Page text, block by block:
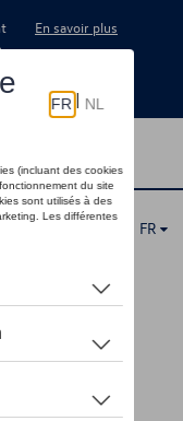
En savoir plus
FR
roues